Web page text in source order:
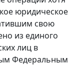
юридическое
свою
из единого
лиц в
Федеральным